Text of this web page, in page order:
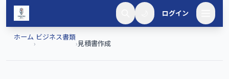
メインコンテンツへスキップ
ログイン
ホーム
›
ビジネス書類
›見積書作成